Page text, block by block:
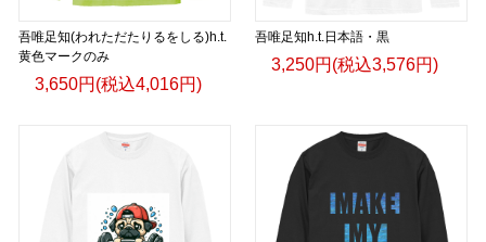
吾唯足知(われただたりるをしる)h.t.
黄色マークのみ
3,650円(税込4,016円)
吾唯足知h.t.日本語・黒
3,250円(税込3,576円)